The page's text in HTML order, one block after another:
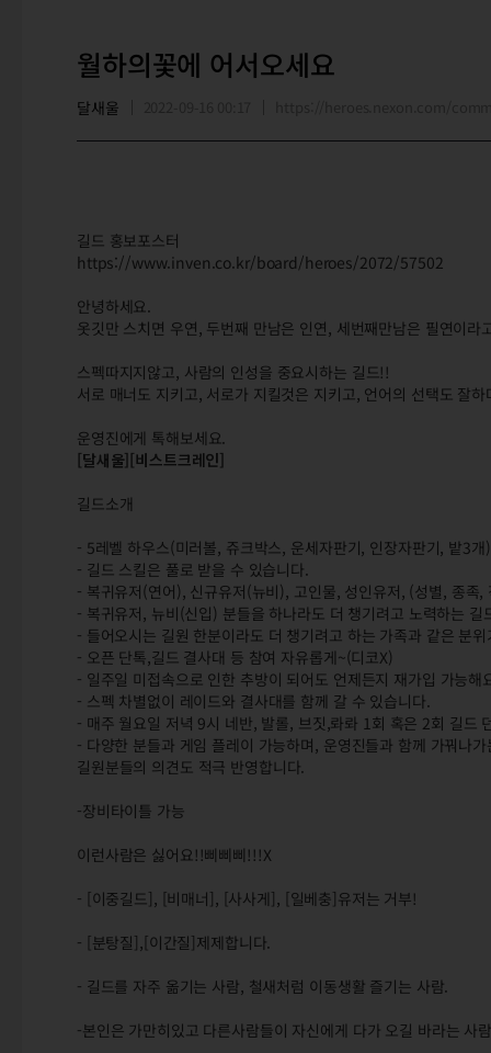
월하의꽃에 어서오세요
달새울
길드 홍보포스터
https://www.inven.co.kr/board/heroes/2072/57502
안녕하세요.
옷깃만 스치면 우연, 두번째 만남은 인연, 세번째만남은 필연이라
스펙따지지않고, 사람의 인성을 중요시하는 길드!!
서로 매너도 지키고, 서로가 지킬것은 지키고, 언어의 선택도 잘
운영진에게 톡해보세요.
[달새울][비스트크레인]
길드소개
- 5레벨 하우스(미러볼, 쥬크박스, 운세자판기, 인장자판기, 밭3
- 길드 스킬은 풀로 받을 수 있습니다.
- 복귀유저(연어), 신규유저(뉴비), 고인물, 성인유저, (성별, 종
- 복귀유저, 뉴비(신입) 분들을 하나라도 더 챙기려고 노력하는
- 들어오시는 길원 한분이라도 더 챙기려고 하는 가족과 같은 분
- 오픈 단톡,길드 결사대 등 참여 자유롭게~(디코X)
- 일주일 미접속으로 인한 추방이 되어도 언제든지 재가입 가능해
- 스펙 차별없이 레이드와 결사대를 함께 갈 수 있습니다.
- 매주 월요일 저녁 9시 네반, 발롤, 브짓,롸롸 1회 혹은 2회 길드
- 다양한 분들과 게임 플레이 가능하며, 운영진들과 함께 가꿔나
길원분들의 의견도 적극 반영합니다.
-장비타이틀 가능
이런사람은 싫어요!!삐삐삐!!!X
- [이중길드], [비매너], [사사게], [일베충]유저는 거부!
- [분탕질],[이간질]제제합니다.
- 길드를 자주 옮기는 사람, 철새처럼 이동생활 즐기는 사람.
-본인은 가만히있고 다른사람들이 자신에게 다가 오길 바라는 사